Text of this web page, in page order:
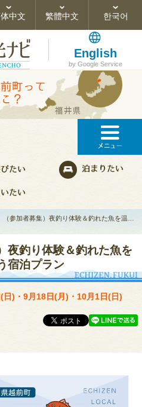
中文 繁體中文 한국어
English
by Google Service
（参加者募集）夜釣り体験＆釣れた魚を温…
夜釣り体験＆釣れた魚を
宿泊プラン
日)・9月18日(月)・10月1日(日)